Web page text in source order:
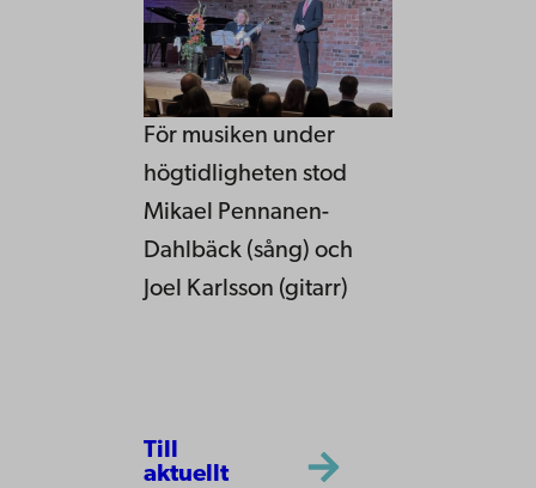
För musiken under
högtidligheten stod
Mikael Pennanen-
Dahlbäck (sång) och
Joel Karlsson (gitarr)
Till
aktuellt